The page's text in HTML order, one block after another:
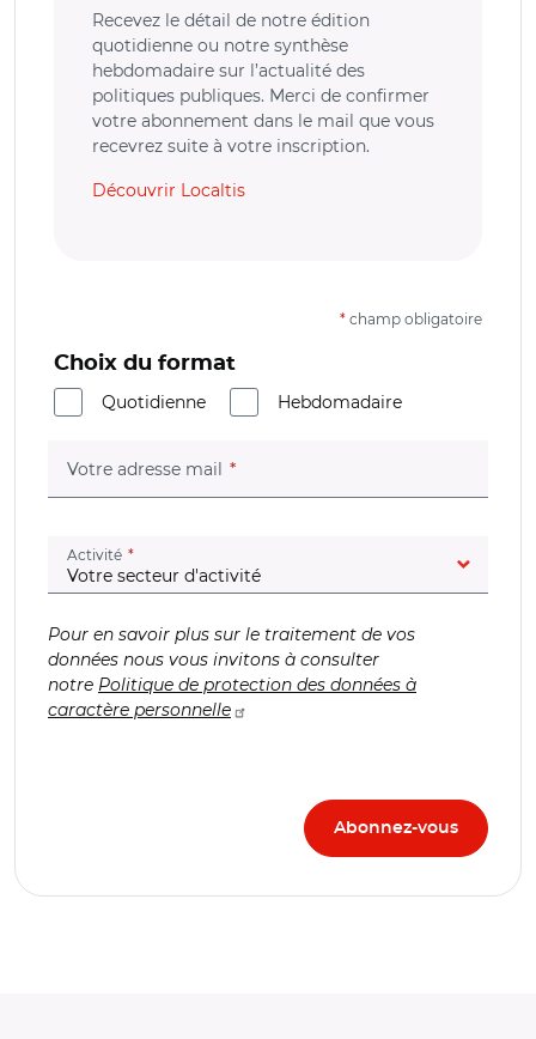
Recevez le détail de notre édition
quotidienne ou notre synthèse
hebdomadaire sur l’actualité des
politiques publiques. Merci de confirmer
votre abonnement dans le mail que vous
recevrez suite à votre inscription.
Découvrir Localtis
* champ obligatoire
Choix du format
Quotidienne
Hebdomadaire
Votre adresse mail (champ obligatoire)
Activité (champ obligatoire)
Pour en savoir plus sur le traitement de vos
données nous vous invitons à consulter
notre Politique de protection des données à
caractère personnelle